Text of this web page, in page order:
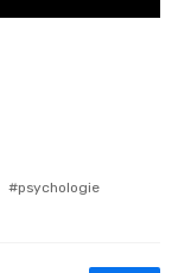
psychologie